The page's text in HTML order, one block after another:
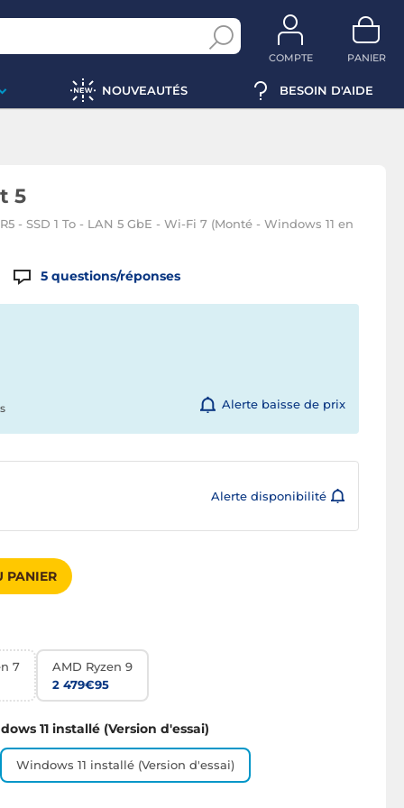
COMPTE PANIER
NOUVEAUTÉS BESOIN D'AIDE
5
- SSD 1 To - LAN 5 GbE - Wi-Fi 7 (Monté - Windows 11 en
5 questions/réponses
Alerte baisse de prix
PANIER
Alerte disponibilité
7
AMD Ryzen 9
2 479€95
11 installé (Version d'essai)
Windows 11 installé (Version d'essai)